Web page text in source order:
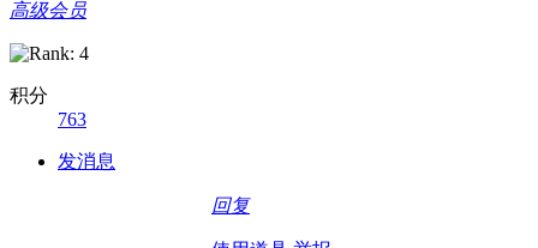
高级会员
积分
763
发消息
回复